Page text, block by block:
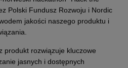
Polski Fundusz Rozwoju i Nordic
jakości naszego produktu i
produkt rozwiązuje kluczowe
jasnych i dostępnych